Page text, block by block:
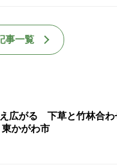
事一覧
広がる 下草と竹林合わ
かがわ市